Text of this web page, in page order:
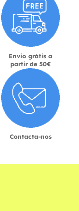
Envio grátis a
partir de 50€
Contacta-nos